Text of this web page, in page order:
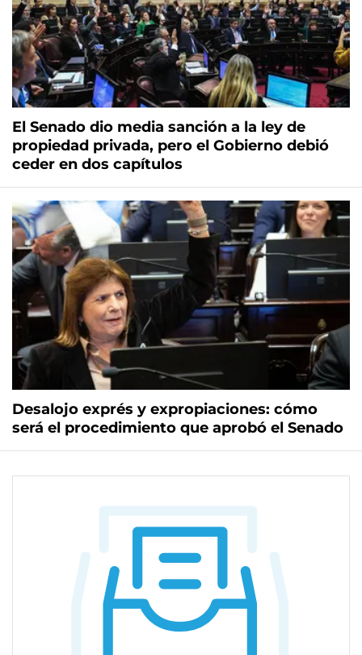
El Senado dio media sanción a la ley de
propiedad privada, pero el Gobierno debió
ceder en dos capítulos
Desalojo exprés y expropiaciones: cómo
será el procedimiento que aprobó el Senado